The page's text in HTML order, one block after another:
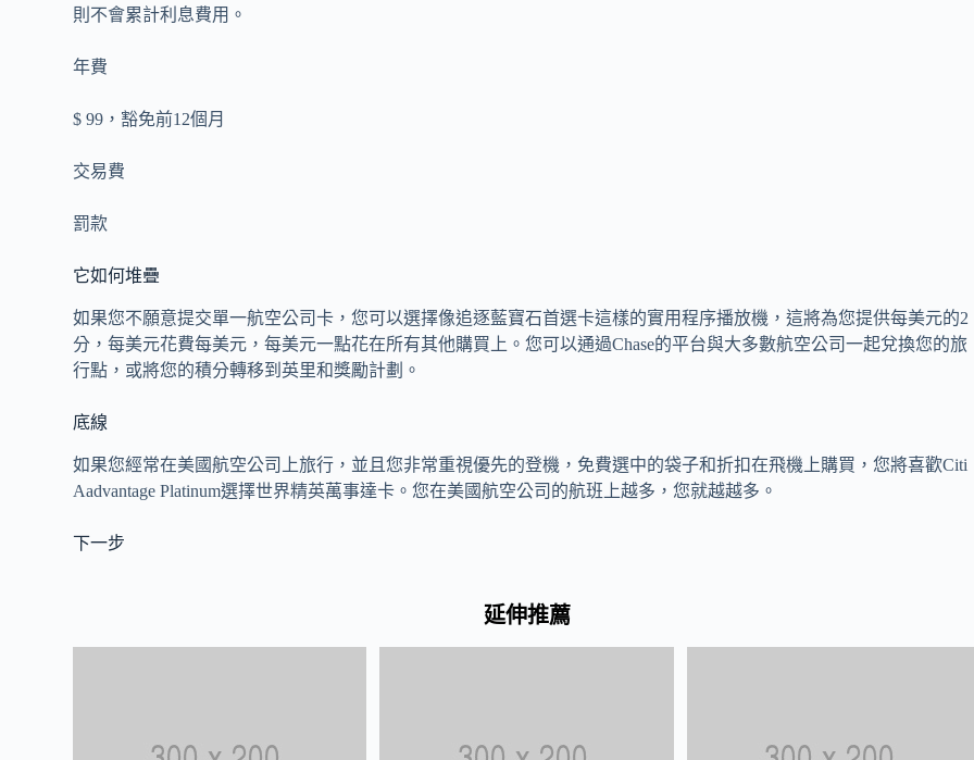
則不會累計利息費用。
年費
$ 99，豁免前12個月
交易費
罰款
它如何堆疊
如果您不願意提交單一航空公司卡，您可以選擇像追逐藍寶石首選卡這樣的實用程序播放機，這將為您提供每美元的2
分，每美元花費每美元，每美元一點花在所有其他購買上。您可以通過Chase的平台與大多數航空公司一起兌換您的旅
行點，或將您的積分轉移到英里和獎勵計劃。
底線
如果您經常在美國航空公司上旅行，並且您非常重視優先的登機，免費選中的袋子和折扣在飛機上購買，您將喜歡Citi
Aadvantage Platinum選擇世界精英萬事達卡。您在美國航空公司的航班上越多，您就越越多。
下一步
延伸推薦